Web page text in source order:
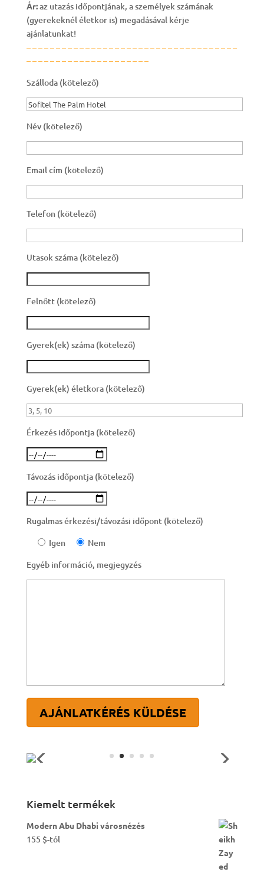
Ár:az utazás időpontjának, a személyek számának
(gyerekeknél életkor is) megadásával kérje
ajánlatunkat!
– – – – – – – – – – – – – – – – – – – – – – – – – – – – – – – – – – – –
– – – – – – – – – – – – – – – – – – – – –
Szálloda (kötelező)
Név (kötelező)
Email cím (kötelező)
Telefon (kötelező)
Utasok száma (kötelező)
Felnőtt (kötelező)
Gyerek(ek) száma (kötelező)
Gyerek(ek) életkora (kötelező)
Érkezés időpontja (kötelező)
Távozás időpontja (kötelező)
Rugalmas érkezési/távozási időpont (kötelező)
Igen
Nem
Egyéb információ, megjegyzés
AJÁNLATKÉRÉS KÜLDÉSE